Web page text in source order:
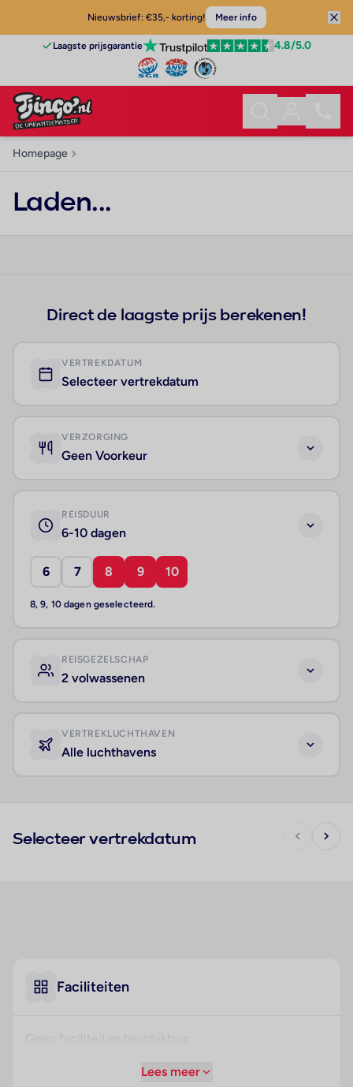
Nieuwsbrief: €35,- korting! Meer info
Laagste prijsgarantie 4.8/5.0
Homepage
Laden...
Direct de laagste prijs berekenen!
VERTREKDATUM
Selecteer vertrekdatum
VERZORGING
Geen Voorkeur
REISDUUR
6-10 dagen
6 7 8 9 10
8, 9, 10 dagen geselecteerd.
REISGEZELSCHAP
2 volwassenen
VERTREKLUCHTHAVEN
Alle luchthavens
Selecteer vertrekdatum
Faciliteiten
Lees meer